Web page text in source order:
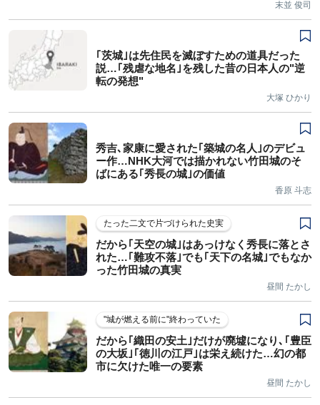
末並 俊司
｢茨城｣は先住民を滅ぼすための道具だった
説…｢残虐な地名｣を残した昔の日本人の"逆
転の発想"
大塚 ひかり
秀吉､家康に愛された｢築城の名人｣のデビュ
ー作…NHK大河では描かれない竹田城のそ
ばにある｢秀長の城｣の価値
香原 斗志
たった二文で片づけられた史実
だから｢天空の城｣はあっけなく秀長に落とさ
れた…｢難攻不落｣でも｢天下の名城｣でもなか
った竹田城の真実
昼間 たかし
"城が燃える前に"終わっていた
だから｢織田の安土｣だけが廃墟になり､｢豊臣
の大坂｣｢徳川の江戸｣は栄え続けた…幻の都
市に欠けた唯一の要素
昼間 たかし